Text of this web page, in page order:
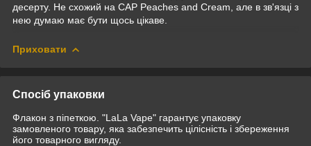
десерту. Не схожий на CAP Peaches and Cream, але в зв'язці з
нею думаю має бути щось цікаве.
Приховати
Спосіб упаковки
Флакон з піпеткою. "LaLa Vape" гарантує упаковку
замовленого товару, яка забезпечить цілісність і збереження
його товарного вигляду.